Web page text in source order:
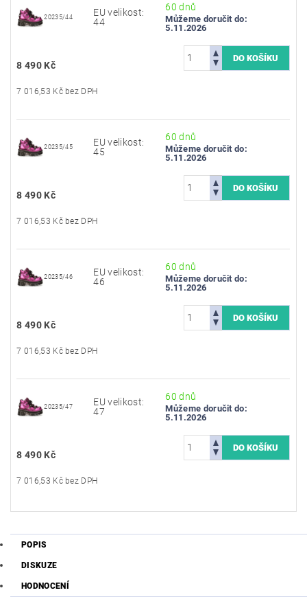
20235/44
EU velikost:
44
60 dnů
Můžeme doručit do:
5.11.2026
8 490 Kč
7 016,53 Kč bez DPH
20235/45
EU velikost:
45
60 dnů
Můžeme doručit do:
5.11.2026
8 490 Kč
7 016,53 Kč bez DPH
20235/46
EU velikost:
46
60 dnů
Můžeme doručit do:
5.11.2026
8 490 Kč
7 016,53 Kč bez DPH
20235/47
EU velikost:
47
60 dnů
Můžeme doručit do:
5.11.2026
8 490 Kč
7 016,53 Kč bez DPH
POPIS
DISKUZE
HODNOCENÍ